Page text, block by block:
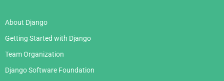
About Django
Getting Started with Django
Team Organization
Django Software Foundation